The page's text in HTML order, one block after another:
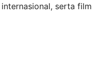
serta film